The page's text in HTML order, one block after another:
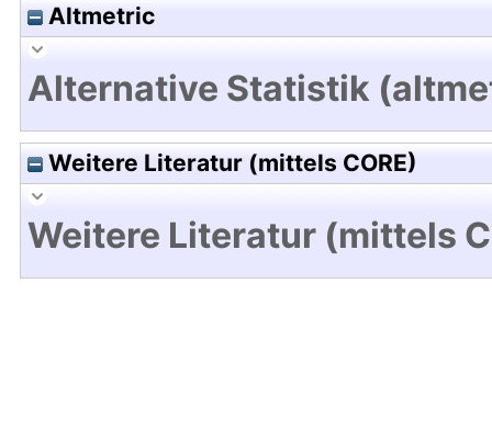
Altmetric
Alternative Statistik
Weitere Literatur (mittels CORE)
Weitere Literatur (mittels